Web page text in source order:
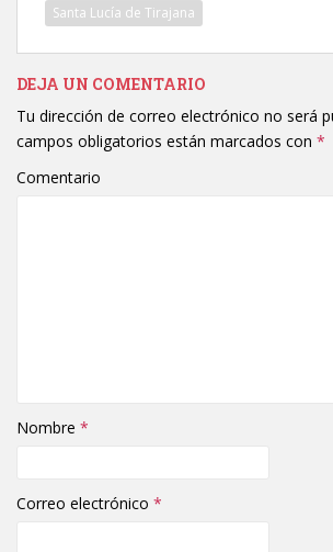
Santa Lucía de Tirajana
DEJA UN COMENTARIO
Tu dirección de correo electrónico no será
campos obligatorios están marcados con *
Comentario
Nombre *
Correo electrónico *